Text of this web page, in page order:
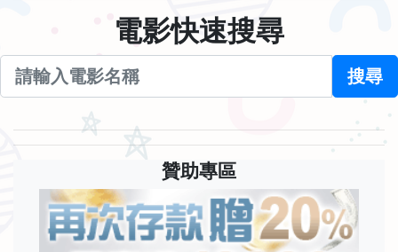
電影快速搜尋
搜尋
贊助專區